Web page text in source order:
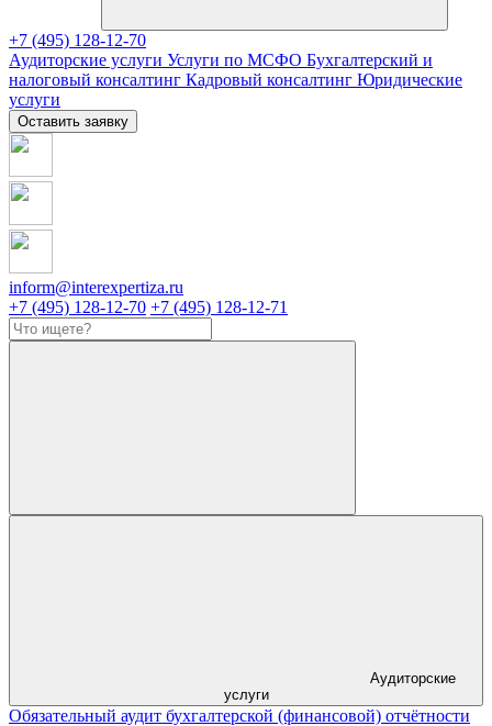
+7 (495) 128-12-70
Аудиторские услуги Услуги по МСФО Бухгалтерский и
налоговый консалтинг Кадровый консалтинг Юридические
услуги
Оставить заявку
inform@interexpertiza.ru
+7 (495) 128-12-70 +7 (495) 128-12-71
услуги
Обязательный аудит бухгалтерской (финансовой) отчётности